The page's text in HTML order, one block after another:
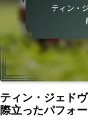
ティン・ジェド
際立ったパフォ